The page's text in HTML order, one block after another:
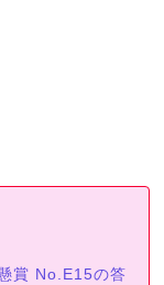
賞 No.E15の答